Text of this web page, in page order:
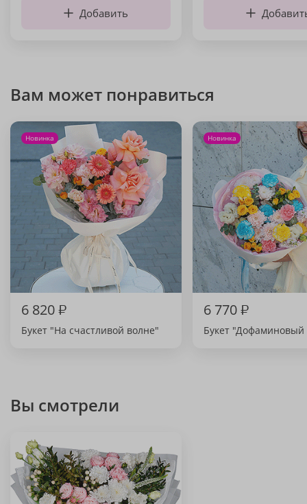
Добавить
Вам может понравиться
Новинка
6 820₽
Букет "На счастливой волне"
Новинка
6 770₽
Букет "Дофаминовый
Вы смотрели